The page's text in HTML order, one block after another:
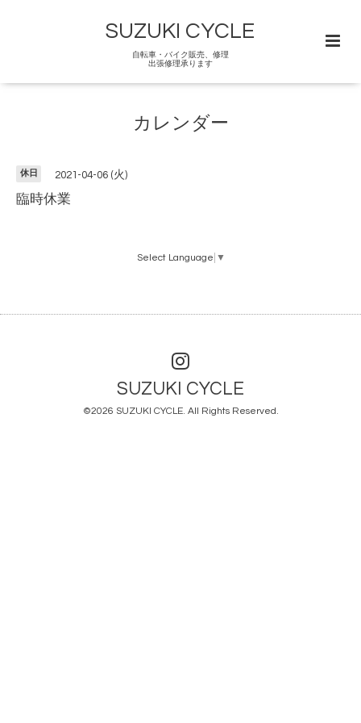
SUZUKI CYCLE
自転車・バイク販売、修理
出張修理承ります
カレンダー
休日 2021-04-06 (火)
臨時休業
Select Language ▼
SUZUKI CYCLE
©2026 SUZUKI CYCLE. All Rights Reserved.